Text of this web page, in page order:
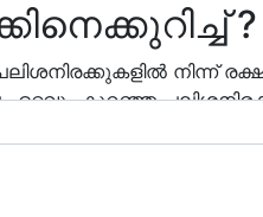
?
നിന്ന്
കുറഞ്ഞ